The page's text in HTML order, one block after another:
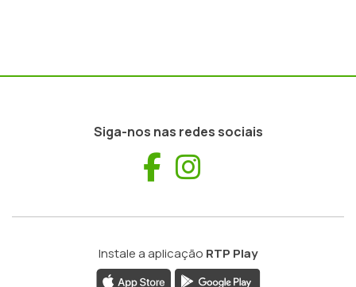
Siga-nos nas redes sociais
Facebook
Instale a aplicação RTP Play